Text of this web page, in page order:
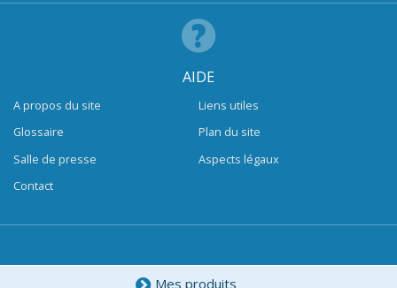
AIDE
A propos du site
Glossaire
Salle de presse
Contact
Liens utiles
Plan du site
Aspects légaux
Mes produits